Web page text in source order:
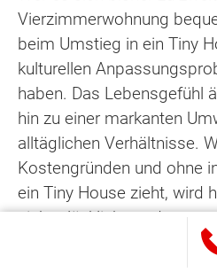
Vierzimmerwohnung
beim Umstieg in ein Tiny
kulturellen
haben. Das Lebensgefühl
hin zu einer markanten
alltäglichen Verhältnisse.
Kostengründen und ohne
ein Tiny House zieht, wird
nicht glücklich werden.
Was Sie für die